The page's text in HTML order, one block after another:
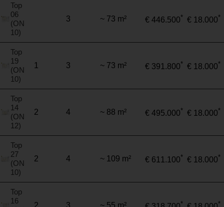
Top
06
(ON
10)
3 ~ 73 m² € 446.500* € 18.000*
Top
19
(ON
10)
1 3 ~ 73 m² € 391.800* € 18.000*
Top
14
(ON
12)
2 4 ~ 88 m² € 495.000* € 18.000*
Top
27
(ON
10)
2 4 ~ 109 m² € 611.100* € 18.000*
Top
16
2 3 ~ 55 m² * *